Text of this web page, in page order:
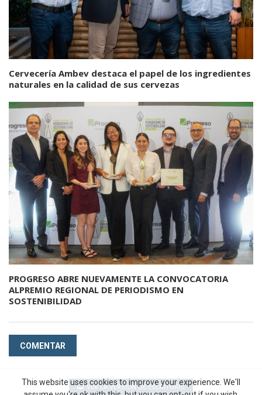
Cervecería Ambev destaca el papel de los ingredientes
naturales en la calidad de sus cervezas
PROGRESO ABRE NUEVAMENTE LA CONVOCATORIA
ALPREMIO REGIONAL DE PERIODISMO EN
SOSTENIBILIDAD
COMENTAR
VER LA VERSIÓN DE ESCRITORIO
This website uses cookies to improve your experience. We'll